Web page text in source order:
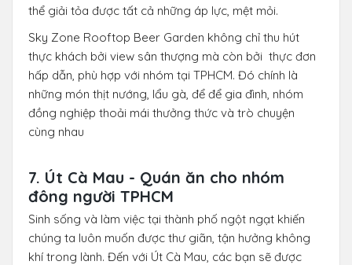
thể giải tỏa được tất cả những áp lực, mệt mỏi.
Sky Zone Rooftop Beer Garden không chỉ thu hút
thực khách bởi view sân thượng mà còn bởi thực đơn
hấp dẫn, phù hợp với nhóm tại TPHCM. Đó chính là
những món thịt nướng, lẩu gà, để để gia đình, nhóm
đồng nghiệp thoải mái thưởng thức và trò chuyện
cùng nhau
7. Út Cà Mau - Quán ăn cho nhóm
đông người TPHCM
Sinh sống và làm việc tại thành phố ngột ngạt khiến
chúng ta luôn muốn được thư giãn, tận hưởng không
khí trong lành. Đến với Út Cà Mau, các bạn sẽ được